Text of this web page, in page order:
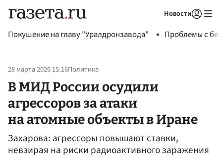
Новости
Покушение на главу "Уралдронзавода" Проблемы с
28 марта 2026 15:16Политика
В МИД России осудили
агрессоров за атаки
на атомные объекты в Иране
Захарова: агрессоры повышают ставки,
невзирая на риски радиоактивного заражения